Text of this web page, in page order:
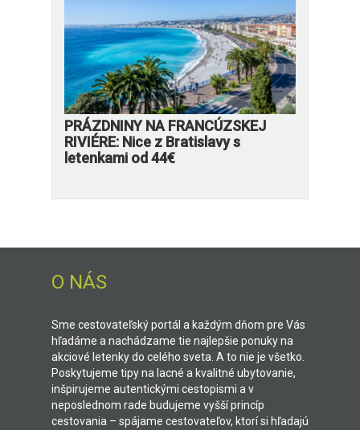
PRÁZDNINY NA FRANCÚZSKEJ
RIVIÉRE: Nice z Bratislavy s
letenkami od 44€
O NÁS
Sme cestovateľský portál a každým dňom pre Vás
hľadáme a nachádzame tie najlepšie ponuky na
akciové letenky do celého sveta. A to nie je všetko.
Poskytujeme tipy na lacné a kvalitné ubytovanie,
inšpirujeme autentickými cestopismi a v
neposlednom rade budujeme vyšší princíp
cestovania – spájame cestovateľov, ktorí si hľadajú